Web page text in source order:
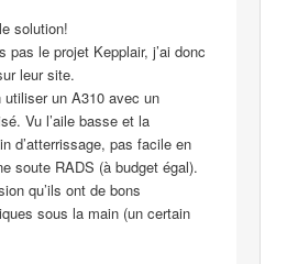
solution!
pas le projet Kepplair, j’ai donc
leur site.
un A310 avec un
Vu l’aile basse et la
d’atterrissage, pas facile en
soute RADS (à budget égal).
qu’ils ont de bons
sous la main (un certain